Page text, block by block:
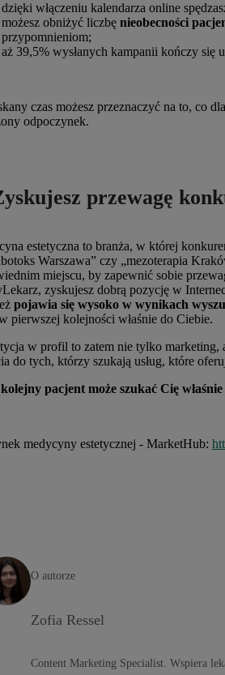
dzięki włączeniu kalendarza online
możesz obniżyć liczbę nieobecności
przypomnieniom;
aż 39,5% wysłanych kampanii kończy się
czas możesz przeznaczyć na to, co
odpoczynek.
przewagę
estetyczna to branża, w której
Warszawa” czy „mezoterapia
miejscu, by zapewnić sobie
zyskujesz dobrą pozycję w
pojawia się wysoko w wynikach
pierwszej kolejności właśnie do Ciebie.
w profil to zatem nie tylko
do tych, którzy szukają usług, które
pacjent może szukać Cię
medycyny estetycznej - MarketHub:
O autorze
Zofia Ressel
Content Marketing Specialist. Wspiera